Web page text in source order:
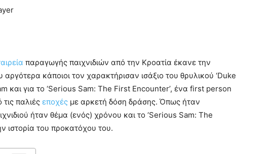
παραγωγής παιχνιδιών από την Κροατία έκανε την
κάποιοι τον χαρακτήρισαν ισάξιο του θρυλικού ‘Duke
και για το ‘Serious Sam: The First Encounter’, ένα first person
παλιές εποχές με αρκετή δόση δράσης. Όπως ήταν
ήταν θέμα (ενός) χρόνου και το ‘Serious Sam: The
ιστορία του προκατόχου του.